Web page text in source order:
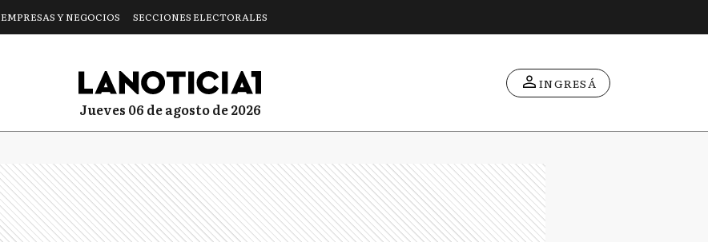
EMPRESAS Y NEGOCIOS SECCIONES ELECTORALES
jueves 06 de agosto de 2026
INGRESÁ